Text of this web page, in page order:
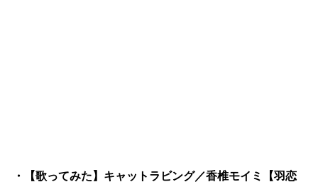
・【歌ってみた】キャットラビング／香椎モイミ【羽恋